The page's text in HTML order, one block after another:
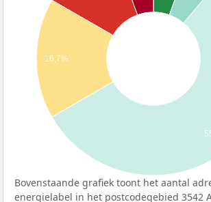
16,7%
Bovenstaande grafiek toont het aantal
energielabel in het postcodegebied 3542